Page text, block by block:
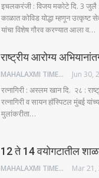
इचलकरंजी : विजय मकोटे दि. 3 जुलै
काळात कोविड योद्धा म्हणून उत्कृष्ट
यांचा विशेष गौरव करण्यात आला व…
राष्ट्रीय आरोग्य
MAHALAXMI TIMES Jun 30,
रत्नागिरी : अस्लम खान दि. २८ :
रत्नागिरी व सायन हॉस्पिटल मुंबई
मुलांकरीता…
12 ते 14 वयोगटातील
MAHALAXMI TIMES Mar 21,